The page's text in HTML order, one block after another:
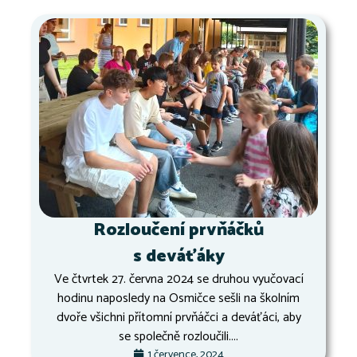
Rozloučení prvňáčků
s deváťáky
Ve čtvrtek 27. června 2024 se druhou vyučovací
hodinu naposledy na Osmičce sešli na školním
dvoře všichni přítomní prvňáčci a deváťáci, aby
se společně rozloučili....